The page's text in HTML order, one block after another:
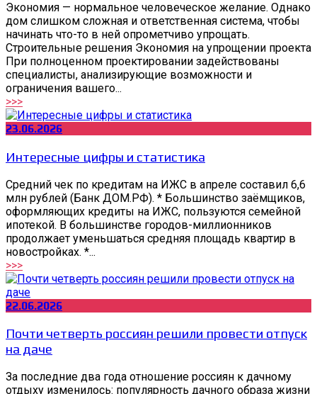
Экономия — нормальное человеческое желание. Однако
дом слишком сложная и ответственная система, чтобы
начинать что-то в ней опрометчиво упрощать.
Строительные решения Экономия на упрощении проекта
При полноценном проектировании задействованы
специалисты, анализирующие возможности и
ограничения вашего...
>>>
23.06.2026
Интересные цифры и статистика
Средний чек по кредитам на ИЖС в апреле составил 6,6
млн рублей (Банк ДОМ.РФ). * Большинство заёмщиков,
оформляющих кредиты на ИЖС, пользуются семейной
ипотекой. В большинстве городов-миллионников
продолжает уменьшаться средняя площадь квартир в
новостройках. *...
>>>
22.06.2026
Почти четверть россиян решили провести отпуск
на даче
За последние два года отношение россиян к дачному
отдыху изменилось: популярность дачного образа жизни